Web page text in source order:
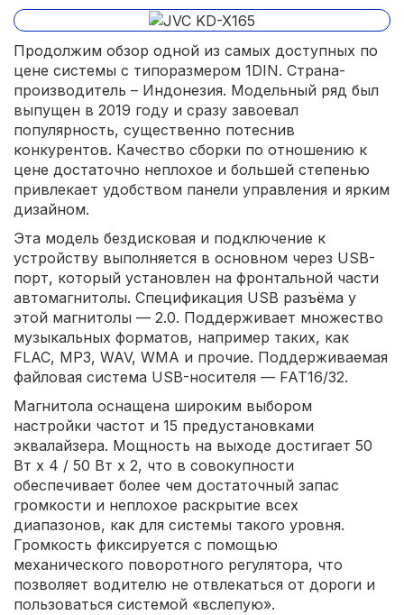
Продолжим обзор одной из самых доступных по
цене системы с типоразмером 1DIN. Страна-
производитель – Индонезия. Модельный ряд был
выпущен в 2019 году и сразу завоевал
популярность, существенно потеснив
конкурентов. Качество сборки по отношению к
цене достаточно неплохое и большей степенью
привлекает удобством панели управления и ярким
дизайном.
Эта модель бездисковая и подключение к
устройству выполняется в основном через USB-
порт, который установлен на фронтальной части
автомагнитолы. Спецификация USB разъёма у
этой магнитолы — 2.0. Поддерживает множество
музыкальных форматов, например таких, как
FLAC, MP3, WAV, WMA и прочие. Поддерживаемая
файловая система USB-носителя — FAT16/32.
Магнитола оснащена широким выбором
настройки частот и 15 предустановками
эквалайзера. Мощность на выходе достигает 50
Вт x 4 / 50 Вт x 2, что в совокупности
обеспечивает более чем достаточный запас
громкости и неплохое раскрытие всех
диапазонов, как для системы такого уровня.
Громкость фиксируется с помощью
механического поворотного регулятора, что
позволяет водителю не отвлекаться от дороги и
пользоваться системой «вслепую».